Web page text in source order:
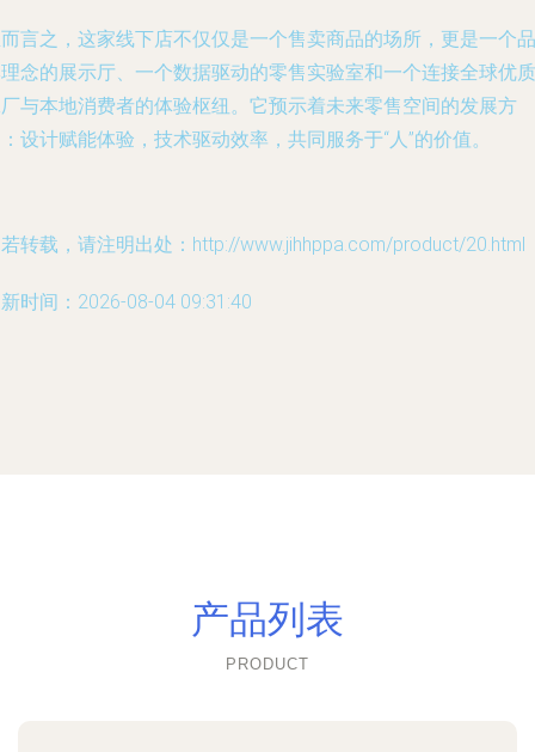
言之，这家线下店不仅仅是一个售卖商品的场所，更是一个品
念的展示厅、一个数据驱动的零售实验室和一个连接全球优质
与本地消费者的体验枢纽。它预示着未来零售空间的发展方
设计赋能体验，技术驱动效率，共同服务于“人”的价值。
转载，请注明出处：http://www.jihhppa.com/product/20.html
时间：2026-08-04 09:31:40
产品列表
PRODUCT